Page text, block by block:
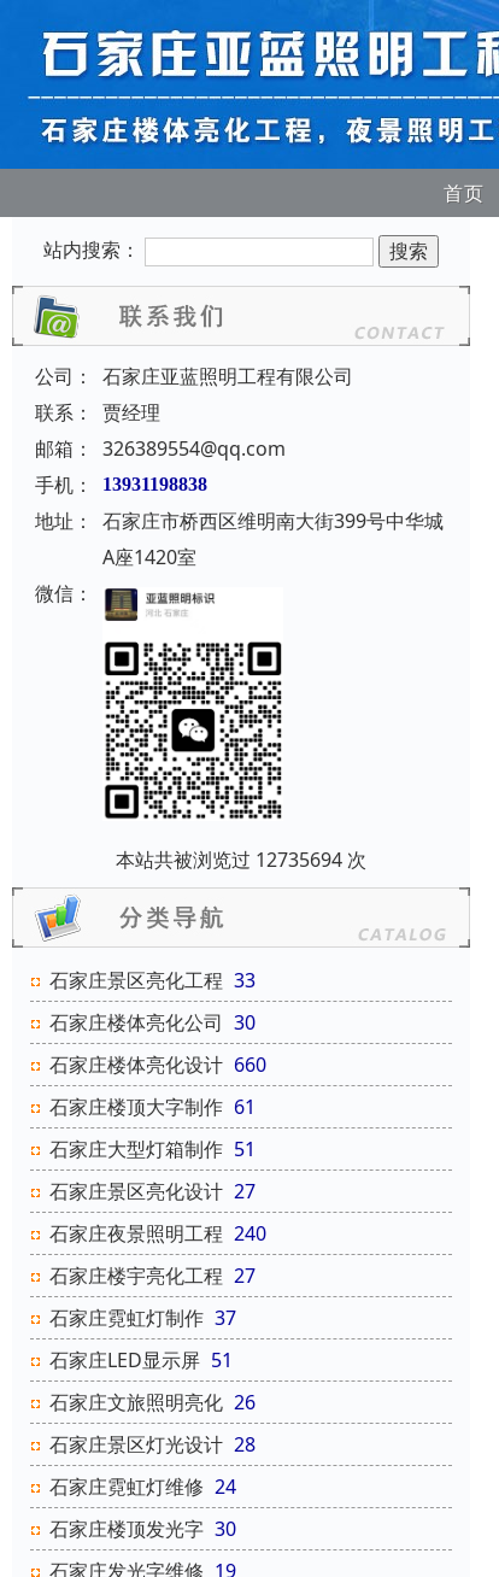
首页
站内搜索：
公司：
石家庄亚蓝照明工程有限公司
联系：
贾经理
邮箱：
326389554@qq.com
手机：
13931198838
地址：
石家庄市桥西区维明南大街399号中华城
A座1420室
微信：
本站共被浏览过 12735694 次
石家庄景区亮化工程 33
石家庄楼体亮化公司 30
石家庄楼体亮化设计 660
石家庄楼顶大字制作 61
石家庄大型灯箱制作 51
石家庄景区亮化设计 27
石家庄夜景照明工程 240
石家庄楼宇亮化工程 27
石家庄霓虹灯制作 37
石家庄LED显示屏 51
石家庄文旅照明亮化 26
石家庄景区灯光设计 28
石家庄霓虹灯维修 24
石家庄楼顶发光字 30
石家庄发光字维修 19